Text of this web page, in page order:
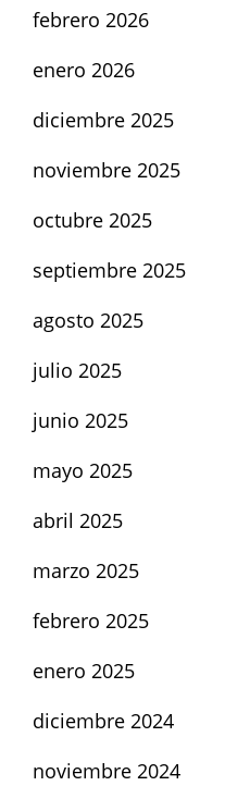
febrero 2026
enero 2026
diciembre 2025
noviembre 2025
octubre 2025
septiembre 2025
agosto 2025
julio 2025
junio 2025
mayo 2025
abril 2025
marzo 2025
febrero 2025
enero 2025
diciembre 2024
noviembre 2024